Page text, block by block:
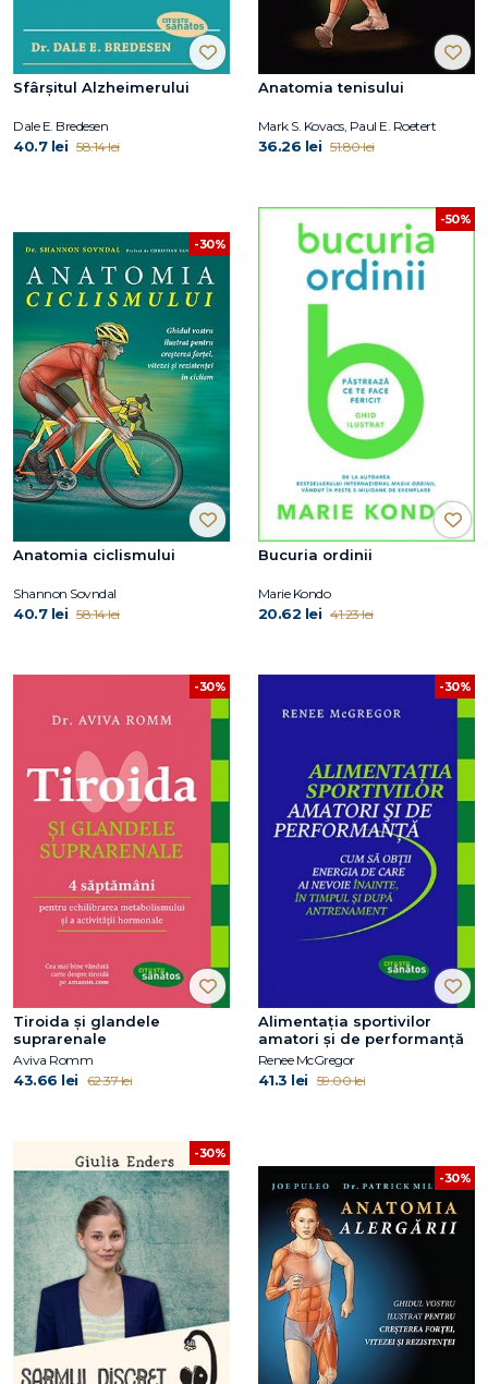
Sfârșitul Alzheimerului
Dale E. Bredesen
40.7 lei 58.14 lei
Anatomia tenisului
Mark S. Kovacs, Paul E. Roetert
36.26 lei 51.80 lei
-30%
Anatomia ciclismului
Shannon Sovndal
40.7 lei 58.14 lei
-50%
Bucuria ordinii
Marie Kondo
20.62 lei 41.23 lei
-30%
Tiroida și glandele
suprarenale
Aviva Romm
43.66 lei 62.37 lei
-30%
Alimentația sportivilor
amatori și de performanță
Renee McGregor
41.3 lei 59.00 lei
-30%
-30%